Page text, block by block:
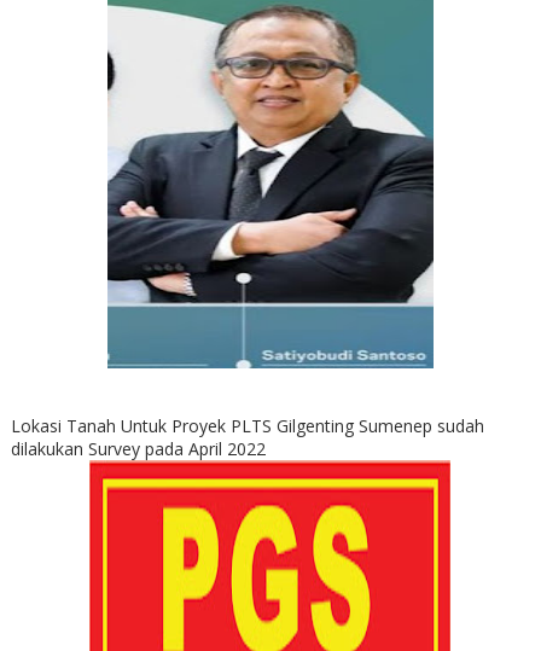
Lokasi Tanah Untuk Proyek PLTS Gilgenting Sumenep sudah
dilakukan Survey pada April 2022